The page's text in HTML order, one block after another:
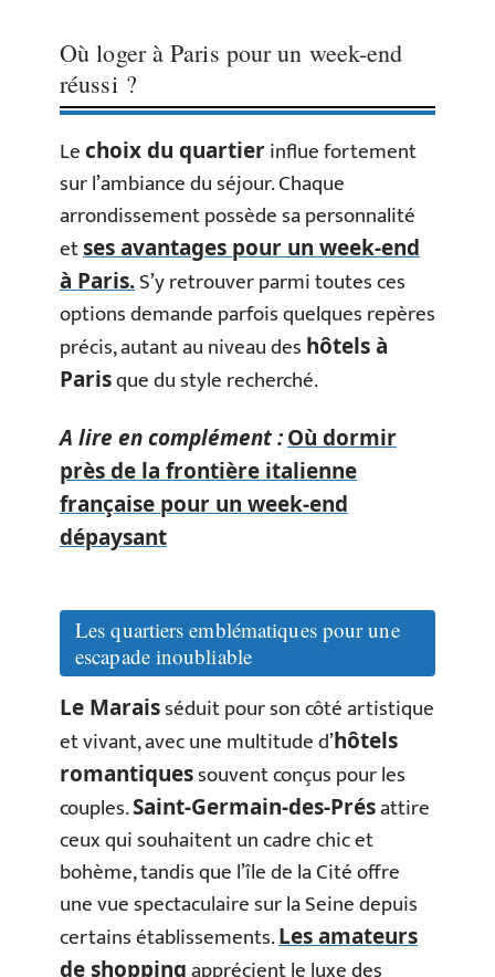
Où loger à Paris pour un week-end
réussi ?
Lechoix du quartierinflue fortement
sur l’ambiance du séjour. Chaque
arrondissement possède sa personnalité
etses avantages pour un week-end
à Paris.S’y retrouver parmi toutes ces
options demande parfois quelques repères
précis, autant au niveau des hôtels à
Parisque du style recherché.
A lire en complément :Où dormir
près de la frontière italienne
française pour un week-end
dépaysant
Les quartiers emblématiques pour une
escapade inoubliable
Le Maraisséduit pour son côté artistique
et vivant, avec une multitude d’hôtels
romantiquessouvent conçus pour les
couples.Saint-Germain-des-Présattire
ceux qui souhaitent un cadre chic et
bohème, tandis que l’île de la Cité offre
une vue spectaculaire sur la Seine depuis
certains établissements.Les amateurs
de shopping